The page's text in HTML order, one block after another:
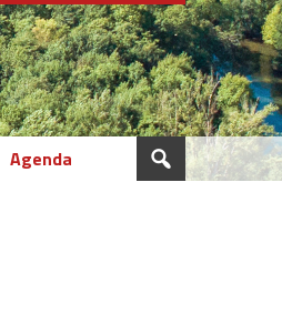
Agenda